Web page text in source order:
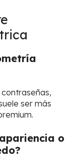
ser más
o